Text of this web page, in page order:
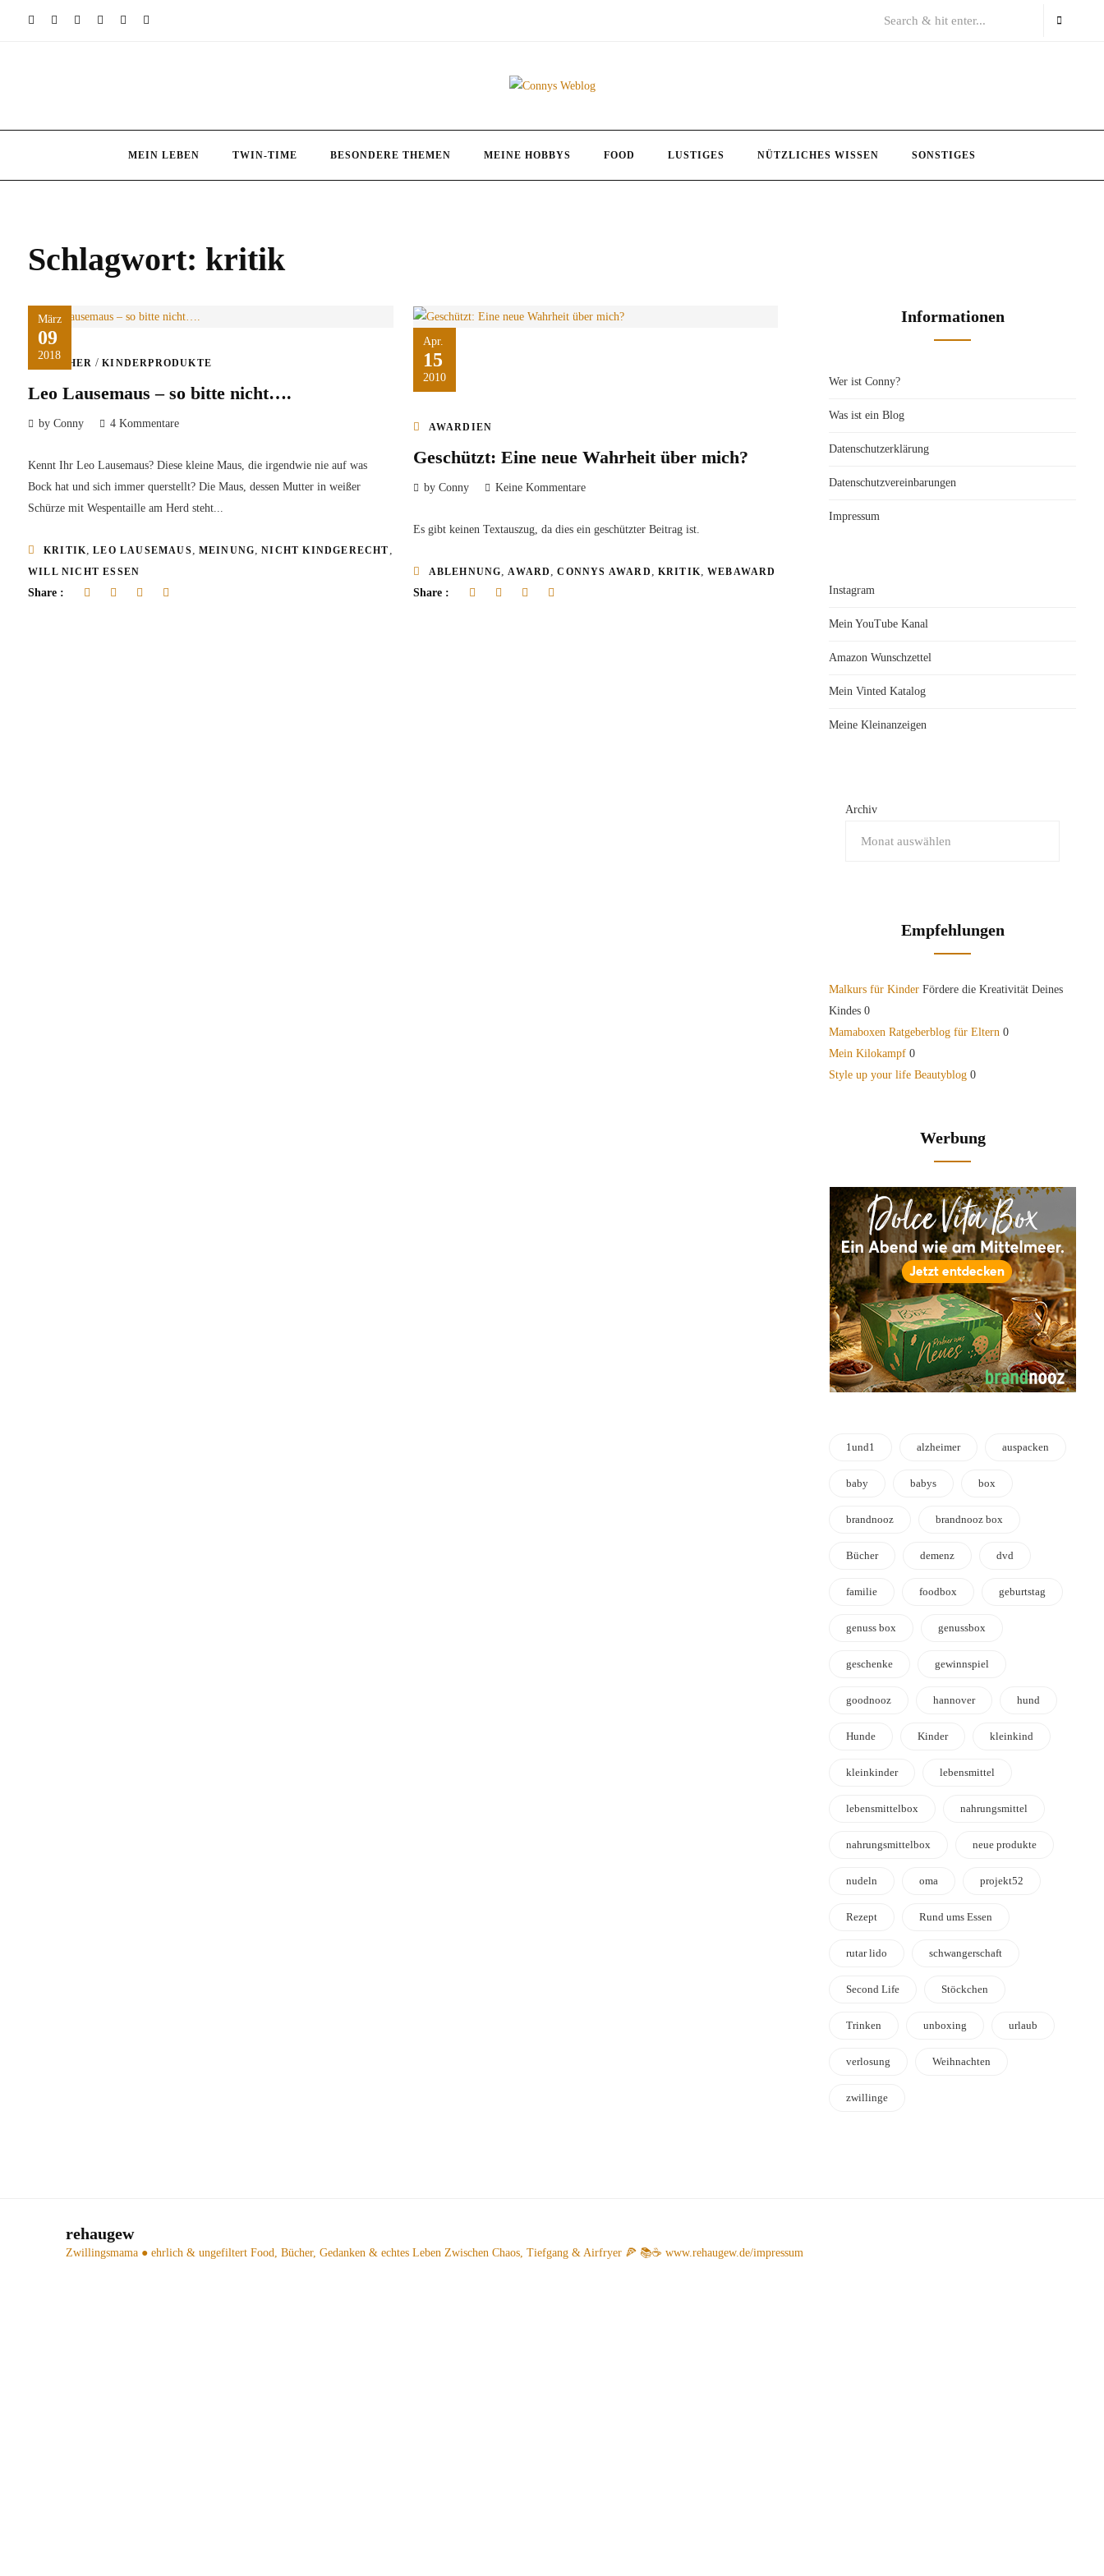
MEIN LEBEN TWIN-TIME BESONDERE THEMEN MEINE HOBBYS FOOD LUSTIGES NÜTZLICHES WISSEN SONSTIGES
Schlagwort: kritik
März
09
2018
BÜCHER /KINDERPRODUKTE
Leo Lausemaus – so bitte nicht….
by Conny 4 Kommentare
Kennt Ihr Leo Lausemaus? Diese kleine Maus, die irgendwie nie auf was
Bock hat und sich immer querstellt? Die Maus, dessen Mutter in weißer
Schürze mit Wespentaille am Herd steht...
KRITIK ,LEO LAUSEMAUS MEINUNG ,NICHT KINDGERECHT
WILL NICHT ESSEN
Share :
Apr.
15
2010
AWARDIEN
Geschützt: Eine neue Wahrheit über mich?
by Conny Keine Kommentare
Es gibt keinen Textauszug, da dies ein geschützter Beitrag ist.
ABLEHNUNG AWARD ,CONNYS AWARD KRITIK WEBAWARD
Share :
Informationen
Wer ist Conny?
Was ist ein Blog
Datenschutzerklärung
Datenschutzvereinbarungen
Impressum
Instagram
Mein YouTube Kanal
Amazon Wunschzettel
Mein Vinted Katalog
Meine Kleinanzeigen
Archiv
Empfehlungen
Malkurs für Kinder Fördere die Kreativität Deines
Kindes 0
Mamaboxen Ratgeberblog für Eltern 0
Mein Kilokampf 0
Style up your life Beautyblog 0
Werbung
1und1 alzheimer auspacken
baby babys box
brandnooz brandnooz box
Bücher demenz dvd
familie foodbox geburtstag
genuss box genussbox
geschenke gewinnspiel
goodnooz hannover hund
Hunde Kinder kleinkind
kleinkinder lebensmittel
lebensmittelbox nahrungsmittel
nahrungsmittelbox neue produkte
nudeln oma projekt52
Rezept Rund ums Essen
rutar lido schwangerschaft
Second Life Stöckchen
Trinken unboxing urlaub
verlosung Weihnachten
zwillinge
rehaugew
Zwillingsmama ● ehrlich & ungefiltert Food, Bücher, Gedanken & echtes Leben Zwischen Chaos, Tiefgang & Airfryer 🍕 📚☕️ www.rehaugew.de/impressum